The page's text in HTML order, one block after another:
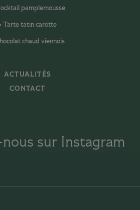
pamplemousse
Tarte tatin carotte
chaud viennois
ACTUALITÉS
CONTACT
sur Instagram